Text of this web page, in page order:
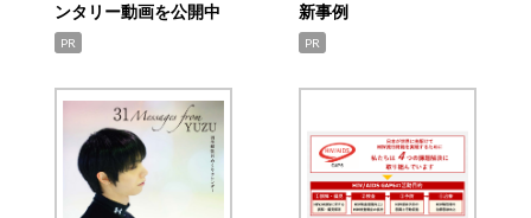
ンタリー動画を公開中
PR
新事例
PR